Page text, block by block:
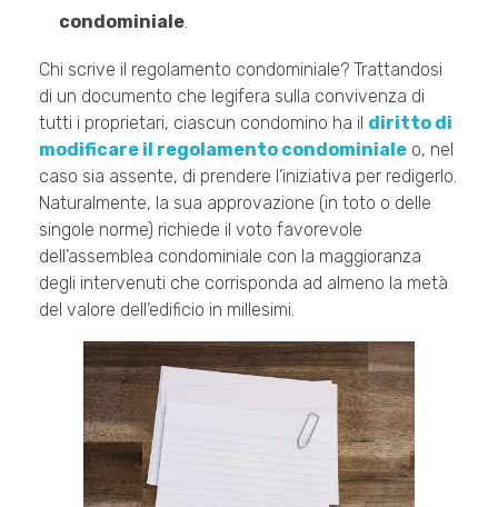
condominiale.
Chi scrive il regolamento condominiale? Trattandosi
di un documento che legifera sulla convivenza di
tutti i proprietari, ciascun condomino ha il diritto di
modificare il regolamento condominiale o, nel
caso sia assente, di prendere l’iniziativa per redigerlo.
Naturalmente, la sua approvazione (in toto o delle
singole norme) richiede il voto favorevole
dell’assemblea condominiale con la maggioranza
degli intervenuti che corrisponda ad almeno la metà
del valore dell’edificio in millesimi.